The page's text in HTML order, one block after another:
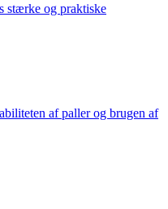
stærke og praktiske
af paller og brugen af